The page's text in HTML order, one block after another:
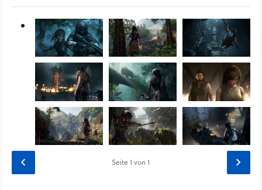
Seite1 von 1